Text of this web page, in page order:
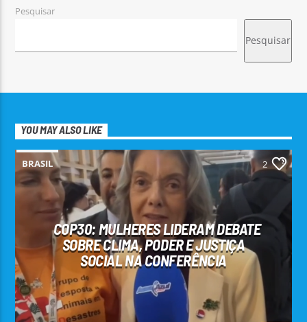
Pesquisar
Pesquisar
YOU MAY ALSO LIKE
BRASIL 2
COP30: MULHERES LIDERAM DEBATE
SOBRE CLIMA, PODER E JUSTIÇA
SOCIAL NA CONFERÊNCIA